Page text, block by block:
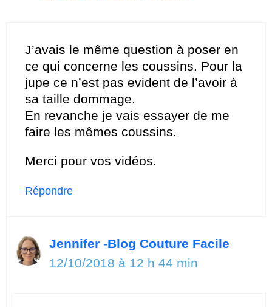
J’avais le même question à poser en
ce qui concerne les coussins. Pour la
jupe ce n’est pas evident de l’avoir à
sa taille dommage.
En revanche je vais essayer de me
faire les mêmes coussins.
Merci pour vos vidéos.
Répondre
Jennifer -Blog Couture Facile
12/10/2018 à 12 h 44 min